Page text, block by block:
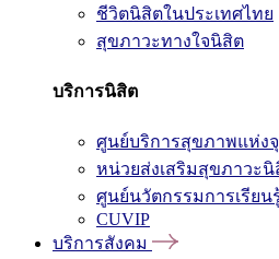
ชีวิตนิสิตในประเทศไทย
สุขภาวะทางใจนิสิต
บริการนิสิต
ศูนย์บริการสุขภาพแห่ง
หน่วยส่งเสริมสุขภาวะนิ
ศูนย์นวัตกรรมการเรียน
CUVIP
บริการสังคม